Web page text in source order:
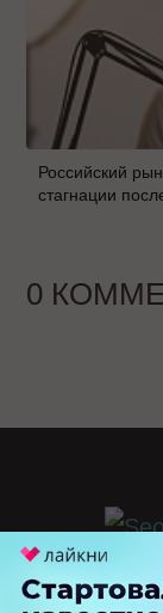
Российский
стагнации
0